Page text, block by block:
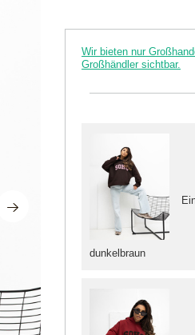
Wir bieten nur
Großhändler sichtbar.
dunkelbraun